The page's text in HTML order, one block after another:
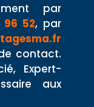
par
52, par
contact.
Expert-
aux